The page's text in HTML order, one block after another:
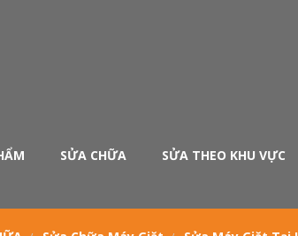
SỬA CHỮA SỬA THEO KHU VỰC